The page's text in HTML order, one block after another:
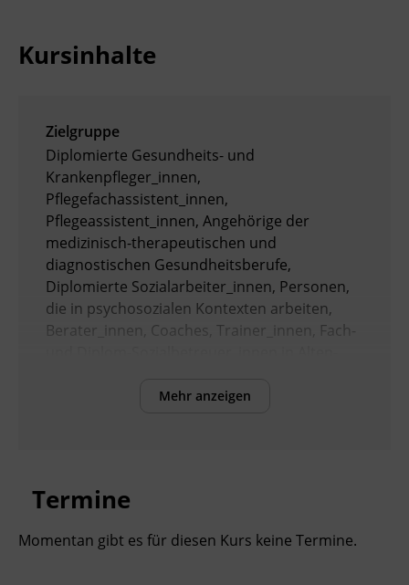
Digitales Lernen
Kursinhalte
Zielgruppe
Diplomierte Gesundheits- und
Krankenpfleger_innen,
Pflegefachassistent_innen,
Pflegeassistent_innen, Angehörige der
medizinisch-therapeutischen und
diagnostischen Gesundheitsberufe,
Diplomierte Sozialarbeiter_innen, Personen,
die in psychosozialen Kontexten arbeiten,
Berater_innen, Coaches, Trainer_innen, Fach-
Diplomsozialbetreuer_innen in Familienarbeit
Psychosomatische Ansätze und
ganzheitliche Konzepte zur
Gesundheitsförderung
Wahrnehmungssysteme
Mehr anzeigen
Termine
Momentan gibt es für diesen Kurs keine Termine.